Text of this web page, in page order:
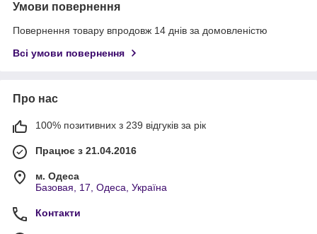
Умови повернення
Повернення товару впродовж 14 днів за домовленістю
Всі умови повернення
Про нас
100% позитивних з 239 відгуків за рік
Працює з 21.04.2016
м. Одеса
Базовая, 17, Одеса, Україна
Контакти